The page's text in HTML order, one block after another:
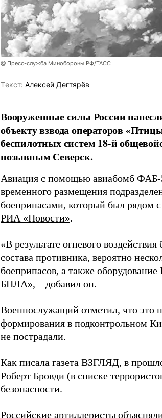
@ Пресс-служба Минобороны РФ/ТАСС
Tекст: Алексей Дегтярёв
Вооруженные силы России
объекту взвода операторов
беспилотных систем 18-й
позывным Северск.
Авиация с помощью авиабомб ФАБ-
временного размещения
боеприпасами, который был рядом
РИА «Новости».
«В результате огневого
состава противника, вероятно
боеприпасов, а также
БПЛА», – добавил он.
Военнослужащий отметил, что это
формирования в подконтрольном
не пострадали.
Как писала газета ВЗГЛЯД, в
Роберт Бровди (в списке
безопасности.
Российские артиллеристы